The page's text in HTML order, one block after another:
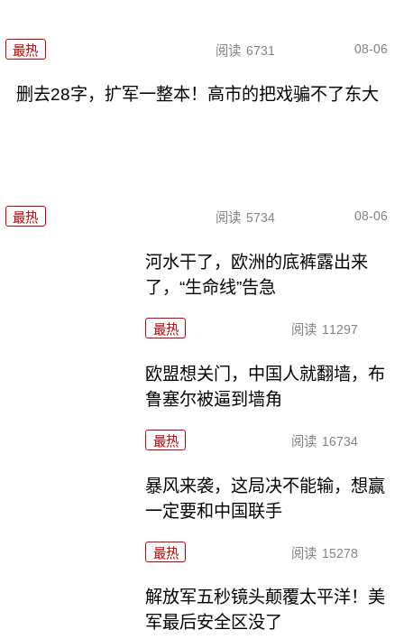
最热 阅读 6731 08-06
删去28字，扩军一整本！高市的把戏骗不了东大
最热 阅读 5734 08-06
河水干了，欧洲的底裤露出来
了，“生命线”告急
最热 阅读 11297
欧盟想关门，中国人就翻墙，布
鲁塞尔被逼到墙角
最热 阅读 16734
暴风来袭，这局决不能输，想赢
一定要和中国联手
最热 阅读 15278
解放军五秒镜头颠覆太平洋！美
军最后安全区没了